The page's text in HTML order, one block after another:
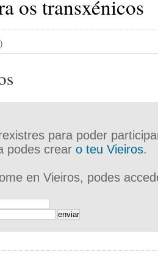
os transxénicos
para poder
podes crear o teu Vieiros.
en Vieiros, podes